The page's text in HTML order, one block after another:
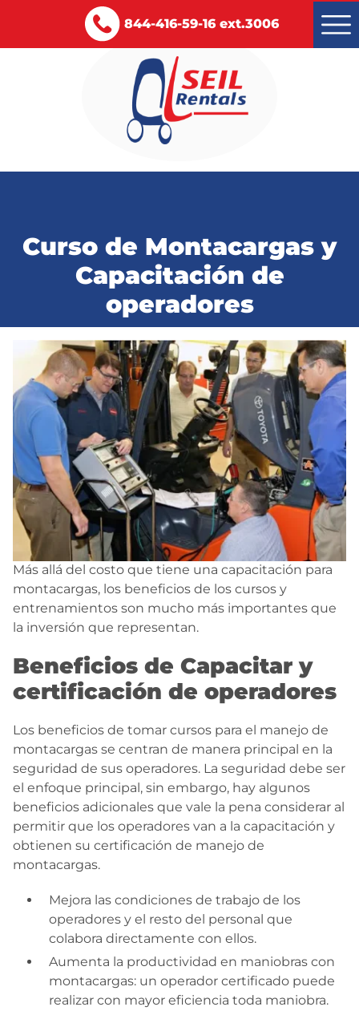
844-416-59-16 ext.3006
Certificaciones
Blog
Curso de Montacargas y
Capacitación de
operadores
Más allá del costo que tiene una capacitación para
montacargas, los beneficios de los cursos y
entrenamientos son mucho más importantes que
la inversión que representan.
Beneficios de Capacitar y
certificación de operadores
Los beneficios de tomar cursos para el manejo de
montacargas se centran de manera principal en la
seguridad de sus operadores. La seguridad debe ser
el enfoque principal, sin embargo, hay algunos
beneficios adicionales que vale la pena considerar al
permitir que los operadores van a la capacitación y
obtienen su certificación de manejo de
montacargas.
Mejora las condiciones de trabajo de los
operadores y el resto del personal que
colabora directamente con ellos.
Aumenta la productividad en maniobras con
montacargas: un operador certificado puede
realizar con mayor eficiencia toda maniobra.